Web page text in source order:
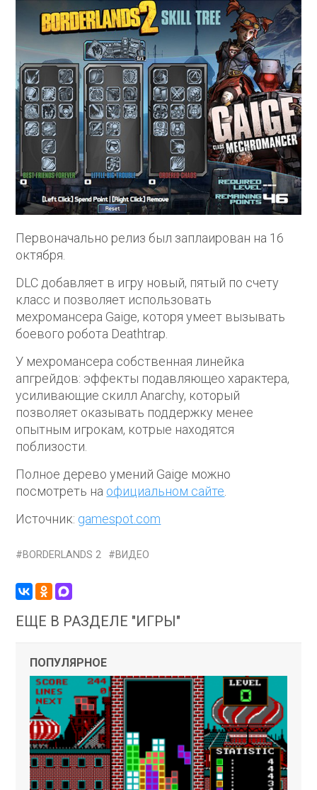
Первоначально релиз был заплаирован на 16
октября.
DLC добавляет в игру новый, пятый по счету
класс и позволяет использовать
мехромансера Gaige, которя умеет вызывать
боевого робота Deathtrap.
У мехромансера собственная линейка
апгрейдов: эффекты подавляющео характера,
усиливающие скилл Anarchy, который
позволяет оказывать поддержку менее
опытным игрокам, котрые находятся
поблизости.
Полное дерево умений Gaige можно
посмотреть на официальном сайте
Источник: gamespot.com
BORDERLANDS 2 ВИДЕО
ЕЩЕ В РАЗДЕЛЕ "ИГРЫ"
ПОПУЛЯРНОЕ